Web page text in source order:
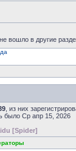
вошло в другие
, из них
было Ср апр 15, 2026
[Spider]